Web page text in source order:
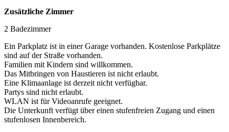
Zusätzliche Zimmer
2 Badezimmer
Ein Parkplatz ist in einer Garage vorhanden. Kostenlose Parkplätze
sind auf der Straße vorhanden.
Familien mit Kindern sind willkommen.
Das Mitbringen von Haustieren ist nicht erlaubt.
Eine Klimaanlage ist derzeit nicht verfügbar.
Partys sind nicht erlaubt.
WLAN ist für Videoanrufe geeignet.
Die Unterkunft verfügt über einen stufenfreien Zugang und einen
stufenlosen Innenbereich.